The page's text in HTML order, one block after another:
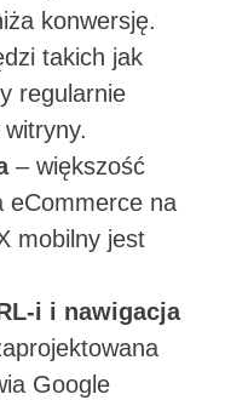
konwersję.
takich jak
regularnie
– większość
eCommerce na
mobilny jest
i i nawigacja
Google